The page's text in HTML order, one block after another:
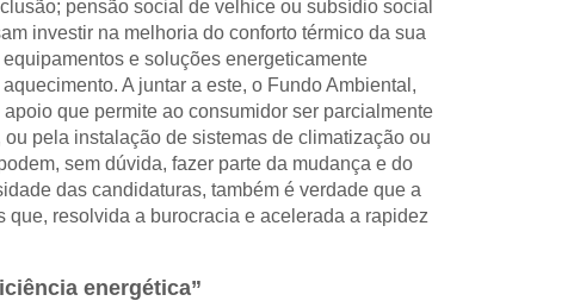
pensão social de velhice ou subsídio social
investir na melhoria do conforto térmico da sua
e soluções energeticamente
A juntar a este, o Fundo Ambiental,
que permite ao consumidor ser parcialmente
pela instalação de sistemas de climatização ou
sem dúvida, fazer parte da mudança e do
das candidaturas, também é verdade que a
resolvida a burocracia e acelerada a rapidez
energética”